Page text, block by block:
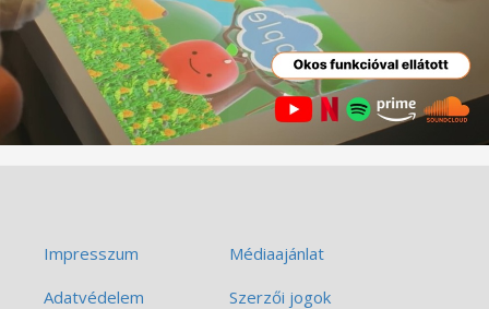
Impresszum
Médiaajánlat
Adatvédelem
Szerzői jogok